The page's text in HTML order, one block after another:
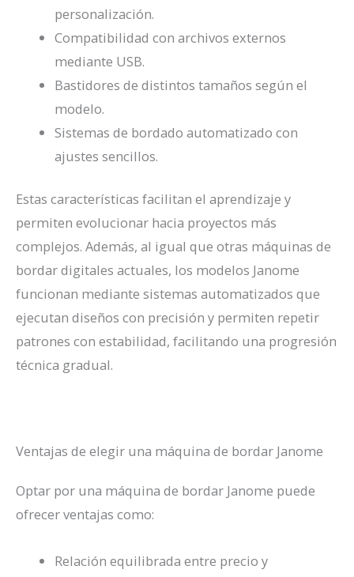
personalización.
Compatibilidad con archivos externos
mediante USB.
Bastidores de distintos tamaños según el
modelo.
Sistemas de bordado automatizado con
ajustes sencillos.
Estas características facilitan el aprendizaje y
permiten evolucionar hacia proyectos más
complejos. Además, al igual que otras máquinas de
bordar digitales actuales, los modelos Janome
funcionan mediante sistemas automatizados que
ejecutan diseños con precisión y permiten repetir
patrones con estabilidad, facilitando una progresión
técnica gradual.
Ventajas de elegir una máquina de bordar Janome
Optar por una máquina de bordar Janome puede
ofrecer ventajas como:
Relación equilibrada entre precio y